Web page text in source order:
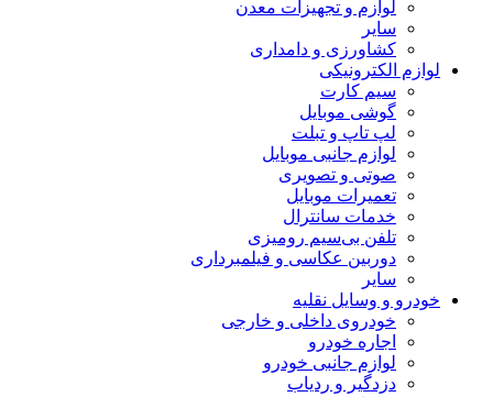
لوازم و تجهیزات معدن
سایر
کشاورزی و دامداری
لوازم الکترونیکی
سیم کارت
گوشی موبایل
لپ تاپ و تبلت
لوازم جانبی موبایل
صوتی و تصویری
تعمیرات موبایل
خدمات سانترال
تلفن بی‌سیم رومیزی
دوربین عکاسی و فیلمبرداری
سایر
خودرو و وسایل نقلیه
خودروی داخلی و خارجی
اجاره خودرو
لوازم جانبی خودرو
دزدگیر و ردیاب